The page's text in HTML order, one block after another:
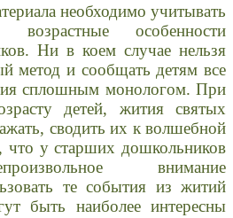
необходимо учитывать
возрастные особенности
Ни в коем случае нельзя
метод и сообщать детям все
сплошным монологом. При
детей, жития святых
сводить их к волшебной
что у старших дошкольников
внимание
те события из житий
быть наиболее интересны